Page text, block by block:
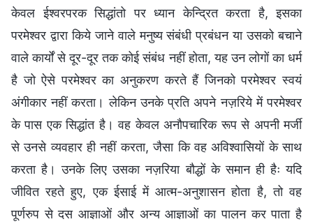
केवल ईश्वरपरक सिद्धांतो पर ध्यान केन्द्रित करता है, इसका
परमेश्वर द्वारा किये जाने वाले मनुष्य संबंधी प्रबंधन या उसको बचाने
वाले कार्यों से दूर-दूर तक कोई संबंध नहीं होता, यह उन लोगों का धर्म
है जो ऐसे परमेश्वर का अनुकरण करते हैं जिनको परमेश्वर स्वयं
अंगीकार नहीं करता। लेकिन उनके प्रति अपने नज़रिये में परमेश्वर
के पास एक सिद्धांत है। वह केवल अनौपचारिक रूप से अपनी मर्जी
से उनसे व्यवहार ही नहीं करता, जैसा कि वह अविश्वासियों के साथ
करता है। उनके लिए उसका नज़रिया बौद्धों के समान ही हैः यदि
जीवित रहते हुए, एक ईसाई में आत्म-अनुशासन होता है, तो वह
पूर्णरुप से दस आज्ञाओं और अन्य आज्ञाओं का पालन कर पाता है